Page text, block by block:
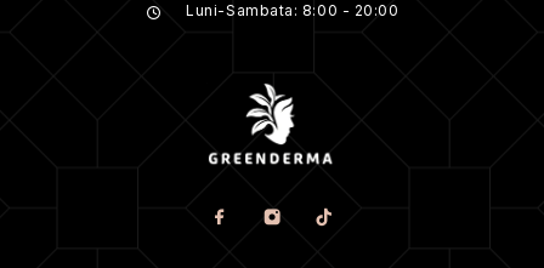
Luni-Sambata: 8:00 - 20:00